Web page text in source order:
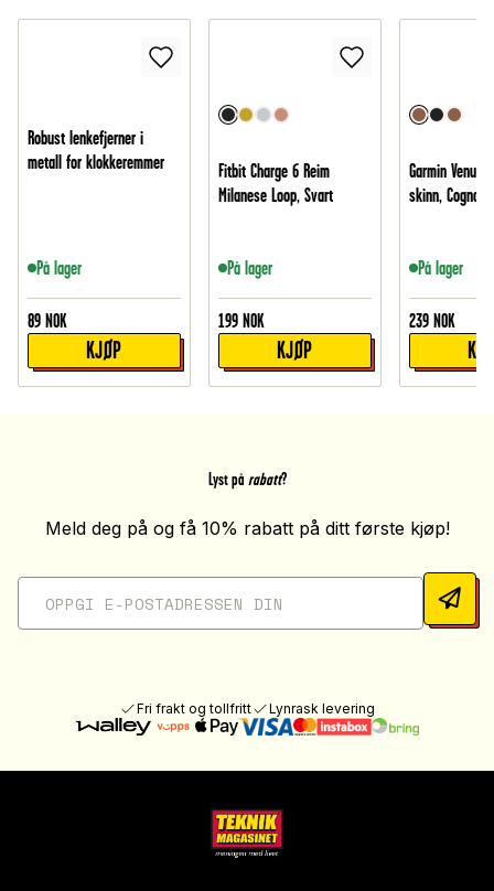
Robust lenkefjerner i
metall for klokkeremmer
På lager
89 NOK
KJØP
Fitbit Charge 6 Reim
Milanese Loop, Svart
På lager
199 NOK
KJØP
Garmin Venu
skinn, Cognac
På lager
239 NOK
Lyst på rabatt?
Meld deg på og få 10% rabatt på ditt første kjøp!
Fri frakt og tollfritt Lynrask levering